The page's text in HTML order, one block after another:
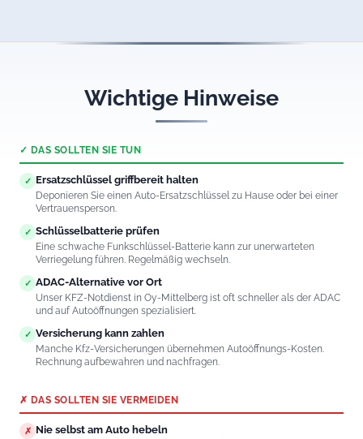
Wichtige Hinweise
✓ DAS SOLLTEN SIE TUN
✓ Ersatzschlüssel griffbereit halten
Deponieren Sie einen Auto-Ersatzschlüssel zu Hause oder bei einer
Vertrauensperson.
✓ Schlüsselbatterie prüfen
Eine schwache Funkschlüssel-Batterie kann zur unerwarteten
Verriegelung führen. Regelmäßig wechseln.
✓ ADAC-Alternative vor Ort
Unser KFZ-Notdienst in Oy-Mittelberg ist oft schneller als der ADAC
und auf Autoöffnungen spezialisiert.
✓ Versicherung kann zahlen
Manche Kfz-Versicherungen übernehmen Autoöffnungs-Kosten.
Rechnung aufbewahren und nachfragen.
✗ DAS SOLLTEN SIE VERMEIDEN
✗ Nie selbst am Auto hebeln